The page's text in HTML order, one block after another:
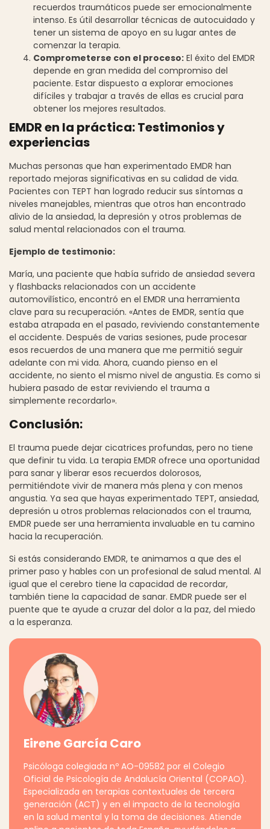
recuerdos traumáticos puede ser emocionalmente
intenso. Es útil desarrollar técnicas de autocuidado y
tener un sistema de apoyo en su lugar antes de
comenzar la terapia.
Comprometerse con el proceso: El éxito del EMDR
depende en gran medida del compromiso del
paciente. Estar dispuesto a explorar emociones
difíciles y trabajar a través de ellas es crucial para
obtener los mejores resultados.
EMDR en la práctica: Testimonios y
experiencias
Muchas personas que han experimentado EMDR han
reportado mejoras significativas en su calidad de vida.
Pacientes con TEPT han logrado reducir sus síntomas a
niveles manejables, mientras que otros han encontrado
alivio de la ansiedad, la depresión y otros problemas de
salud mental relacionados con el trauma.
Ejemplo de testimonio:
María, una paciente que había sufrido de ansiedad severa
y flashbacks relacionados con un accidente
automovilístico, encontró en el EMDR una herramienta
clave para su recuperación. «Antes de EMDR, sentía que
estaba atrapada en el pasado, reviviendo constantemente
el accidente. Después de varias sesiones, pude procesar
esos recuerdos de una manera que me permitió seguir
adelante con mi vida. Ahora, cuando pienso en el
accidente, no siento el mismo nivel de angustia. Es como si
hubiera pasado de estar reviviendo el trauma a
simplemente recordarlo».
Conclusión:
El trauma puede dejar cicatrices profundas, pero no tiene
que definir tu vida. La terapia EMDR ofrece una oportunidad
para sanar y liberar esos recuerdos dolorosos,
permitiéndote vivir de manera más plena y con menos
angustia. Ya sea que hayas experimentado TEPT, ansiedad,
depresión u otros problemas relacionados con el trauma,
EMDR puede ser una herramienta invaluable en tu camino
hacia la recuperación.
Si estás considerando EMDR, te animamos a que des el
primer paso y hables con un profesional de salud mental. Al
igual que el cerebro tiene la capacidad de recordar,
también tiene la capacidad de sanar. EMDR puede ser el
puente que te ayude a cruzar del dolor a la paz, del miedo
a la esperanza.
Eirene García Caro
Psicóloga colegiada nº AO-09582 por el Colegio
Oficial de Psicología de Andalucía Oriental (COPAO).
Especializada en terapias contextuales de tercera
generación (ACT) y en el impacto de la tecnología
en la salud mental y la toma de decisiones. Atiende